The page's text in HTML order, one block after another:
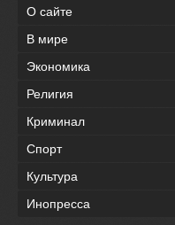
О сайте
В мире
Экономика
Религия
Криминал
Спорт
Культура
Инопресса